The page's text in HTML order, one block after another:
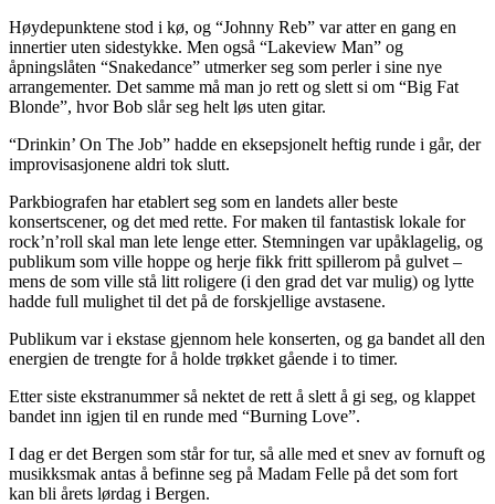
Høydepunktene stod i kø, og “Johnny Reb” var atter en gang en
innertier uten sidestykke. Men også “Lakeview Man” og
åpningslåten “Snakedance” utmerker seg som perler i sine nye
arrangementer. Det samme må man jo rett og slett si om “Big Fat
Blonde”, hvor Bob slår seg helt løs uten gitar.
“Drinkin’ On The Job” hadde en eksepsjonelt heftig runde i går, der
improvisasjonene aldri tok slutt.
Parkbiografen har etablert seg som en landets aller beste
konsertscener, og det med rette. For maken til fantastisk lokale for
rock’n’roll skal man lete lenge etter. Stemningen var upåklagelig, og
publikum som ville hoppe og herje fikk fritt spillerom på gulvet –
mens de som ville stå litt roligere (i den grad det var mulig) og lytte
hadde full mulighet til det på de forskjellige avstasene.
Publikum var i ekstase gjennom hele konserten, og ga bandet all den
energien de trengte for å holde trøkket gående i to timer.
Etter siste ekstranummer så nektet de rett å slett å gi seg, og klappet
bandet inn igjen til en runde med “Burning Love”.
I dag er det Bergen som står for tur, så alle med et snev av fornuft og
musikksmak antas å befinne seg på Madam Felle på det som fort
kan bli årets lørdag i Bergen.